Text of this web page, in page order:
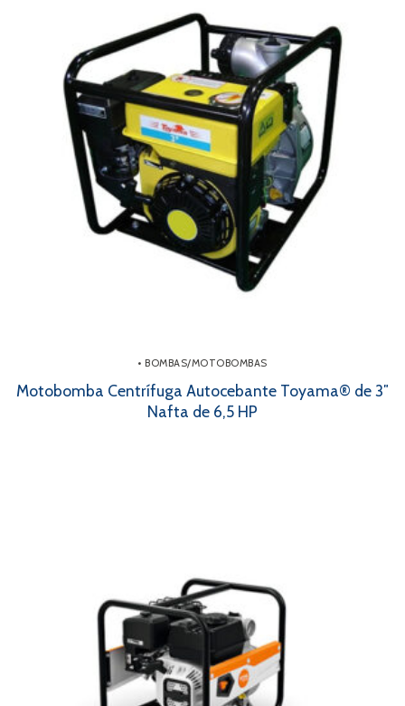
• BOMBAS/MOTOBOMBAS
Motobomba Centrífuga Autocebante Toyama® de 3″
Nafta de 6,5 HP